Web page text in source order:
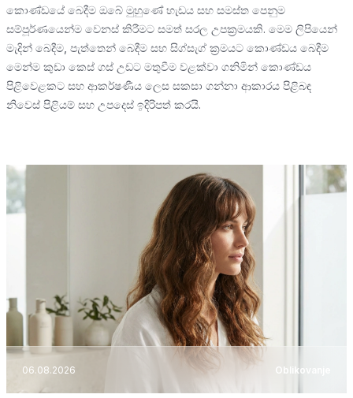
කොණ්ඩයේ බෙදීම ඔබේ මුහුණේ හැඩය සහ සමස්ත පෙනුම
සම්පූර්ණයෙන්ම වෙනස් කිරීමට සමත් සරල උපක්‍රමයකි. මෙම ලිපියෙන්
මැදින් බෙදීම, පැත්තෙන් බෙදීම සහ සිග්සැග් ක්‍රමයට කොණ්ඩය බෙදීම
මෙන්ම කුඩා කෙස් ගස් උඩට මතුවීම වළක්වා ගනිමින් කොණ්ඩය
පිළිවෙළකට සහ ආකර්ෂණීය ලෙස සකසා ගන්නා ආකාරය පිළිබඳ
නිවෙස් පිළියම් සහ උපදෙස් ඉදිරිපත් කරයි.
06.08.2026 Oblikovanje